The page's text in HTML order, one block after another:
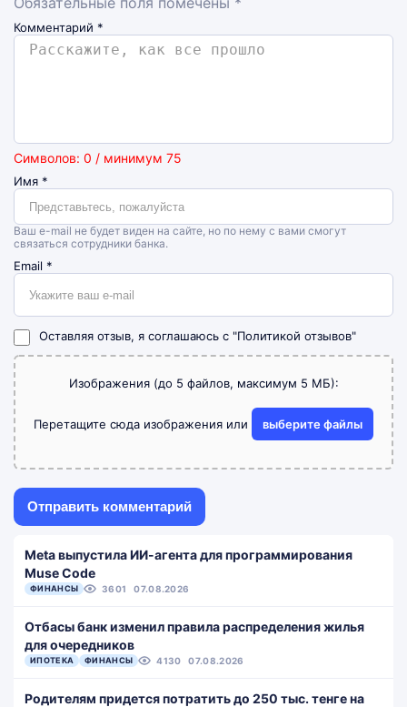
Комментарий *
Символов: 0 / минимум 75
Имя *
Ваш e-mail не будет виден на сайте, но по нему с вами смогут
связаться сотрудники банка.
Email *
Оставляя отзыв, я соглашаюсь с "Политикой отзывов"
Изображения (до 5 файлов, максимум 5 МБ):
Перетащите сюда изображения или выберите файлы
Meta выпустила ИИ-агента для программирования
Muse Code
ФИНАНСЫ 3601 07.08.2026
Отбасы банк изменил правила распределения жилья
для очередников
ИПОТЕКА ФИНАНСЫ 4130 07.08.2026
Родителям придется потратить до 250 тыс. тенге на